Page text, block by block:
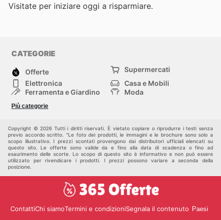
Visitate per iniziare oggi a risparmiare.
CATEGORIE
Offerte
Supermercati
Elettronica
Casa e Mobili
Ferramenta e Giardino
Moda
Bambini e Neonati
Più categorie
Copyright © 2026 Tutti i diritti riservati. È vietato copiare o riprodurre i testi senza
previo accordo scritto. "Le foto dei prodotti, le immagini e le brochure sono solo a
scopo illustrativo. I prezzi scontati provengono dai distributori ufficiali elencati su
questo sito. Le offerte sono valide da e fino alla data di scadenza o fino ad
esaurimento delle scorte. Lo scopo di questo sito è informativo e non può essere
utilizzato per rivendicare i prodotti. I prezzi possono variare a seconda della
posizione.
ContattiChi siamoTermini e condizioniSegnala il contenuto Paesi